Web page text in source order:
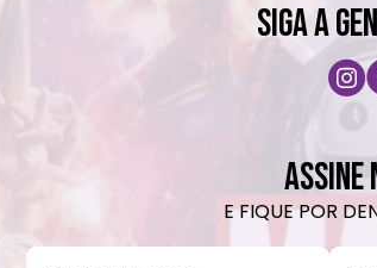
SIGA A
ASSINE
E FIQUE POR